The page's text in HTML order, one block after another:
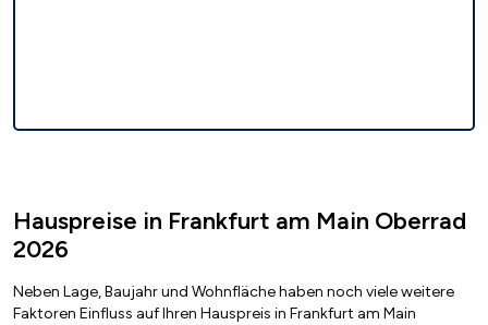
Hauspreise in Frankfurt am Main Oberrad
2026
Neben Lage, Baujahr und Wohnfläche haben noch viele weitere
Faktoren Einfluss auf Ihren Hauspreis in Frankfurt am Main